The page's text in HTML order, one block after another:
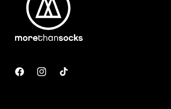
FacebookInstagramTikTok